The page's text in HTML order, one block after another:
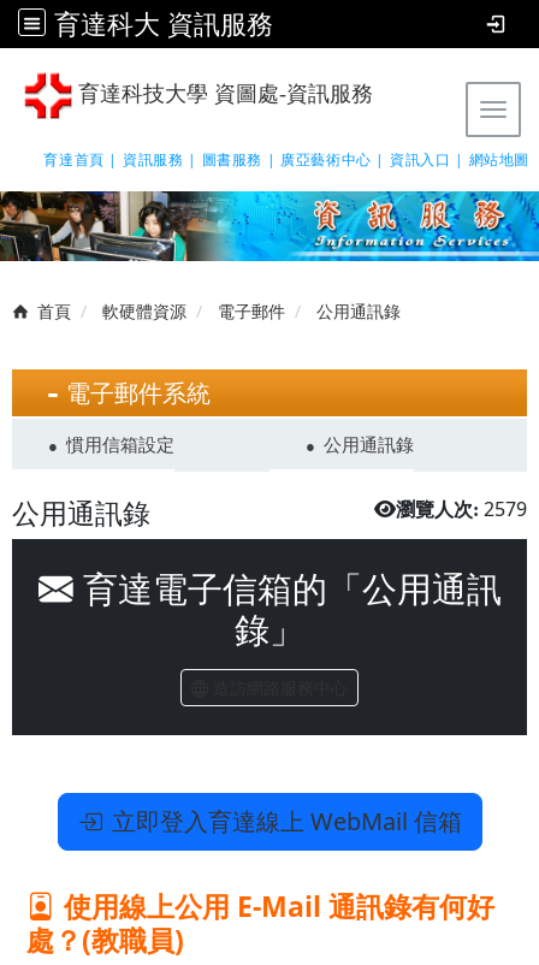
育達科大 資訊服務
育達科技大學 資圖處-資訊服務
育達首頁 | 資訊服務 | 圖書服務 | 廣亞藝術中心 | 資訊入口 | 網站地圖
首頁 軟硬體資源 電子郵件 公用通訊錄
電子郵件系統
慣用信箱設定 公用通訊錄
瀏覽人次: 2579
公用通訊錄
育達電子信箱的「公用通訊
錄」
立即登入育達線上 WebMail 信箱
使用線上公用 E-Mail 通訊錄有何好
處？(教職員)